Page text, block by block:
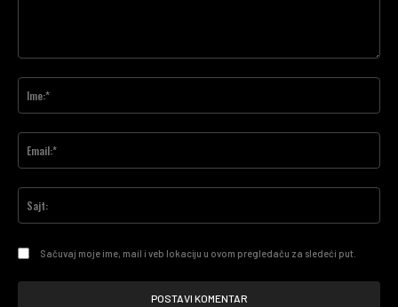
Sačuvaj moje ime, mail i veb lokaciju u ovom pregledaču za sledeći put.